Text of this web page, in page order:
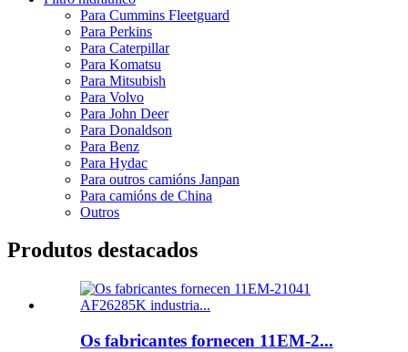
Para Cummins Fleetguard
Para Perkins
Para Caterpillar
Para Komatsu
Para Mitsubish
Para Volvo
Para John Deer
Para Donaldson
Para Benz
Para Hydac
Para outros camións Janpan
Para camións de China
Outros
Produtos destacados
Os fabricantes fornecen 11EM-2...